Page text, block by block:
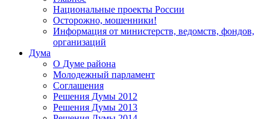
Национальные проекты России
Осторожно, мошенники!
Информация от министерств, ведомств, фондов,
организаций
Дума
О Думе района
Молодежный парламент
Соглашения
Решения Думы 2012
Решения Думы 2013